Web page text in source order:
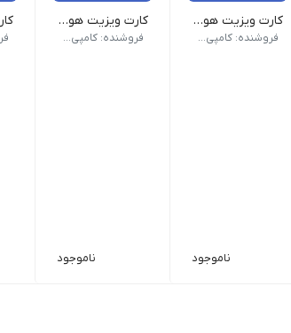
کارت ویزیت هوشمند QR _ سلفون مات طرح لمینت جنس: گلاسه 300 گرم کُره‌ای
فروشنده: کامپی لینک
ناموجود
کارت ویزیت هوشمند QR _ لمینت براق دورگرد جنس: گلاسه 300 گرم کُره‌ای
فروشنده: کامپی لینک
ناموجود